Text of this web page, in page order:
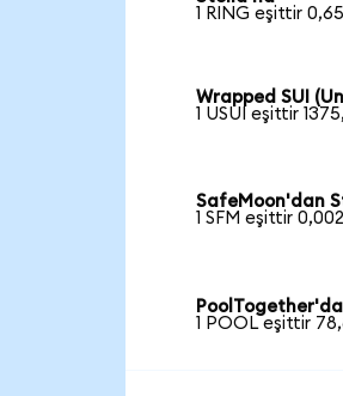
1 RING eşittir
Wrapped SUI
1 USUI eşittir
SafeMoon'dan
1 SFM eşittir
1 POOL eşittir